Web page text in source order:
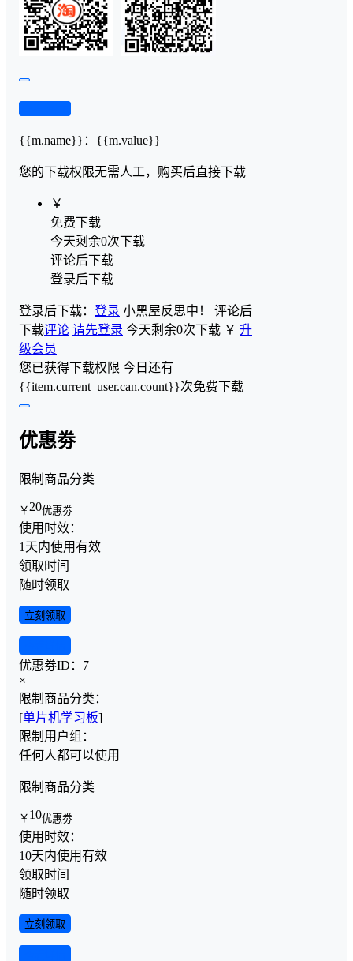
{{m.name}} ： {{m.value}}
您的下载权限无需人工，购买后直接下载
￥
免费下载
今天剩余0次下载
评论后下载
登录后下载
登录后下载： 登录 小黑屋反思中！ 评论后
下载评论 请先登录 今天剩余0次下载 ￥ 升
级会员
您已获得下载权限 今日还有
{{item.current_user.can.count}}次免费下载
优惠劵
限制商品分类
￥ 20优惠劵
使用时效：
1天内使用有效
领取时间
随时领取
立刻领取
优惠劵ID： 7
×
限制商品分类：
[单片机学习板]
限制用户组：
任何人都可以使用
限制商品分类
￥ 10优惠劵
使用时效：
10天内使用有效
领取时间
随时领取
立刻领取